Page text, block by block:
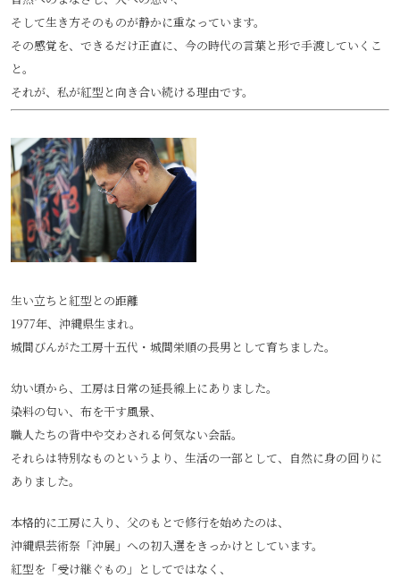
そして生き方そのものが静かに重なっています。
その感覚を、できるだけ正直に、今の時代の言葉と形で手渡していくこ
と。
それが、私が紅型と向き合い続ける理由です。
生い立ちと紅型との距離
1977年、沖縄県生まれ。
城間びんがた工房十五代・城間栄順の長男として育ちました。
幼い頃から、工房は日常の延長線上にありました。
染料の匂い、布を干す風景、
職人たちの背中や交わされる何気ない会話。
それらは特別なものというより、生活の一部として、自然に身の回りに
ありました。
本格的に工房に入り、父のもとで修行を始めたのは、
沖縄県芸術祭「沖展」への初入選をきっかけとしています。
紅型を「受け継ぐもの」としてではなく、